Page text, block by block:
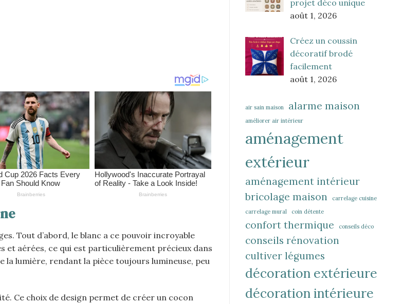
Tout d’abord, le blanc a ce pouvoir incroyable
et aérées, ce qui est particulièrement précieux dans
lumière, rendant la pièce toujours lumineuse, peu
Ce choix de design permet de créer un cocon
projet déco unique
août 1, 2026
Créez un coussin
décoratif brodé
facilement
août 1, 2026
air sain maison alarme maison
améliorer air intérieur
aménagement
extérieur
aménagement intérieur
bricolage maison
carrelage cuisine
carrelage mural
coin détente
confort thermique conseils déco
conseils rénovation
cultiver légumes
décoration extérieure
décoration intérieure